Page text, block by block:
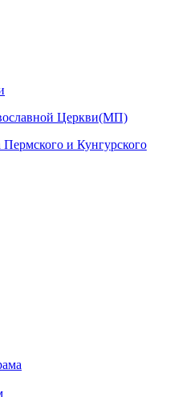
Церкви(МП)
и Кунгурского